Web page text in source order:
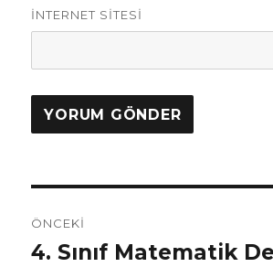
İNTERNET SITESI
gezinmesi
ÖNCEKI
Önceki
4. Sınıf Matematik